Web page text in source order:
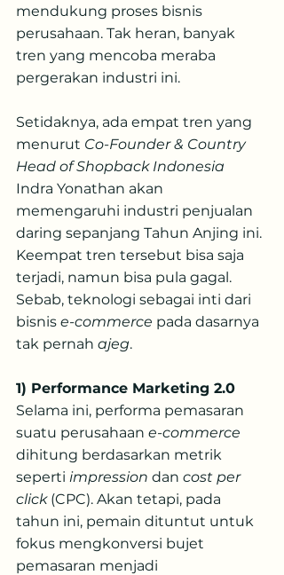
mendukung proses bisnis
perusahaan. Tak heran, banyak
tren yang mencoba meraba
pergerakan industri ini.
Setidaknya, ada empat tren yang
menurut Co-Founder & Country
Head of Shopback Indonesia
Indra Yonathan akan
memengaruhi industri penjualan
daring sepanjang Tahun Anjing ini.
Keempat tren tersebut bisa saja
terjadi, namun bisa pula gagal.
Sebab, teknologi sebagai inti dari
bisnis e-commerce pada dasarnya
tak pernah ajeg.
1) Performance Marketing 2.0
Selama ini, performa pemasaran
suatu perusahaan e-commerce
dihitung berdasarkan metrik
seperti impression dan cost per
click (CPC). Akan tetapi, pada
tahun ini, pemain dituntut untuk
fokus mengkonversi bujet
pemasaran menjadi